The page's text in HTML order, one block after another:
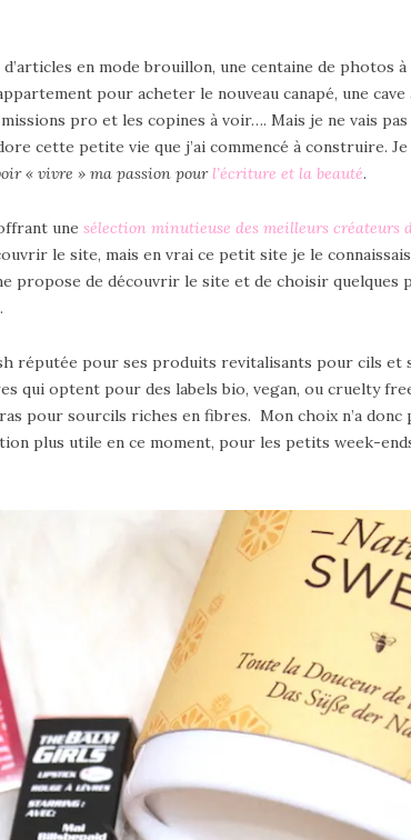
en mode brouillon, une centaine de photos
pour acheter le nouveau canapé, une
pro et les copines à voir…. Mais je ne vais
cette petite vie que j’ai commencé à construire. Je
« vivre » ma passion pour l’écriture et la beauté.
une sélection minutieuse des meilleurs créateurs
le site, mais en vrai ce petit site je le
propose de découvrir le site et de choisir quelques
pour ses produits revitalisants pour cils et
qui optent pour des labels bio, vegan, ou cruelty
pour sourcils riches en fibres. Mon choix n’a donc
plus utile en ce moment, pour les petits week-